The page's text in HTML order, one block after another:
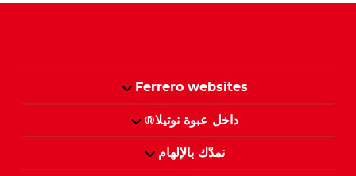
Ferrero websites
داخل عبوة نوتيلا®
نمدّك بالإلهام